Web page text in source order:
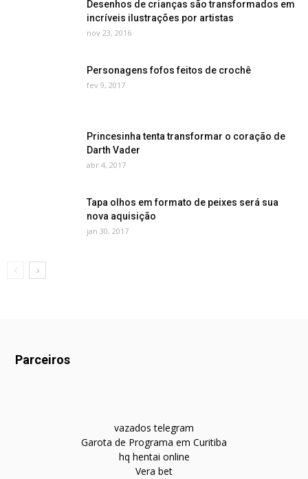
Desenhos de crianças são transformados em
incríveis ilustrações por artistas
nov 23, 2016
Personagens fofos feitos de crochê
fev 9, 2017
Princesinha tenta transformar o coração de
Darth Vader
abr 4, 2017
Tapa olhos em formato de peixes será sua
nova aquisição
jan 30, 2017
Parceiros
vazados telegram
Garota de Programa em Curitiba
hq hentai online
Vera bet